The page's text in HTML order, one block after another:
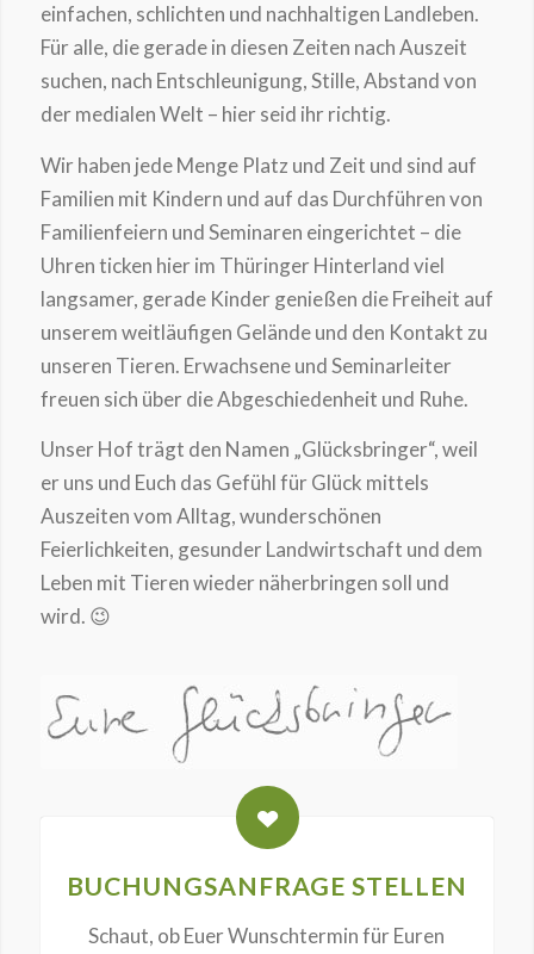
einfachen, schlichten und nachhaltigen Landleben.
Für alle, die gerade in diesen Zeiten nach Auszeit
suchen, nach Entschleunigung, Stille, Abstand von
der medialen Welt – hier seid ihr richtig.
Wir haben jede Menge Platz und Zeit und sind auf
Familien mit Kindern und auf das Durchführen von
Familienfeiern und Seminaren eingerichtet – die
Uhren ticken hier im Thüringer Hinterland viel
langsamer, gerade Kinder genießen die Freiheit auf
unserem weitläufigen Gelände und den Kontakt zu
unseren Tieren. Erwachsene und Seminarleiter
freuen sich über die Abgeschiedenheit und Ruhe.
Unser Hof trägt den Namen „Glücksbringer“, weil
er uns und Euch das Gefühl für Glück mittels
Auszeiten vom Alltag, wunderschönen
Feierlichkeiten, gesunder Landwirtschaft und dem
Leben mit Tieren wieder näherbringen soll und
wird. 😉
BUCHUNGSANFRAGE STELLEN
Schaut, ob Euer Wunschtermin für Euren